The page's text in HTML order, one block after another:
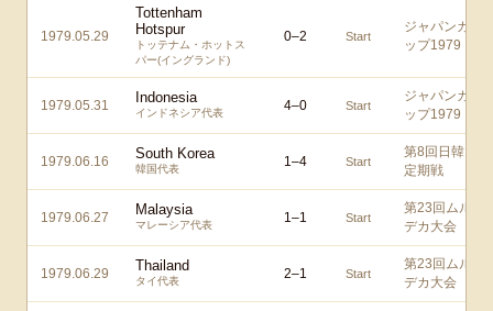
1979.05.29
Tottenham
Hotspur
トッテナム・ホットス
パー(イングランド)
0–2 Start
ジャパンカ
ップ1979
1979.05.31 Indonesia
インドネシア代表 4–0 Start
ジャパンカ
ップ1979
1979.06.16 South Korea
韓国代表 1–4 Start
第8回日韓
定期戦
1979.06.27 Malaysia
マレーシア代表 1–1 Start
第23回ムル
デカ大会
1979.06.29 Thailand
タイ代表 2–1 Start
第23回ムル
デカ大会